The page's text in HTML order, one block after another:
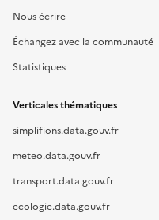
Nous écrire
Échangez avec la communauté
Statistiques
Verticales thématiques
simplifions.data.gouv.fr
meteo.data.gouv.fr
transport.data.gouv.fr
ecologie.data.gouv.fr